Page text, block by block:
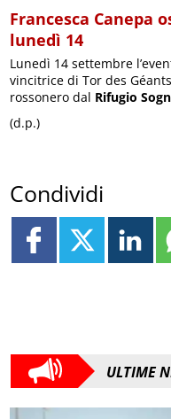
Francesca Canepa
lunedì 14
Lunedì 14 settembre
vincitrice di Tor des
rossonero dal Rifugio
(d.p.)
Condividi
ULTIME